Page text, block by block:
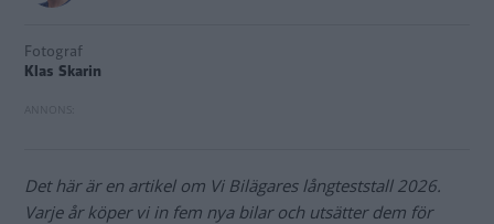
Fotograf
Klas Skarin
Det här är en artikel om Vi Bilägares långteststall 2026.
Varje år köper vi in fem nya bilar och utsätter dem för